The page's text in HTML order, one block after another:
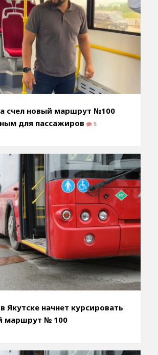
счел новый маршрут №100
для пассажиров
5
Якутске начнет курсировать
маршрут № 100